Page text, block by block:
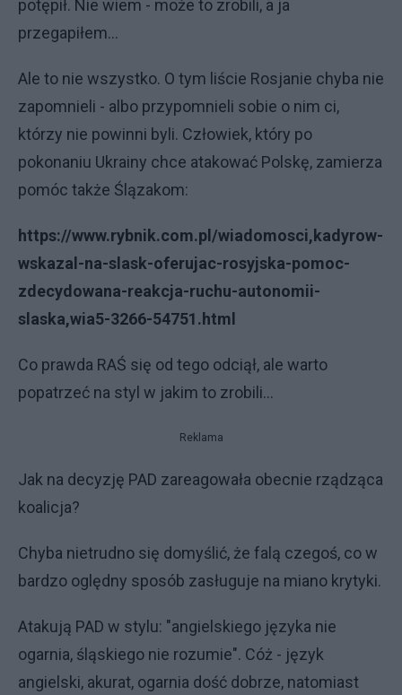
potępił. Nie wiem - może to zrobili, a ja
przegapiłem...
Ale to nie wszystko. O tym liście Rosjanie chyba nie
zapomnieli - albo przypomnieli sobie o nim ci,
którzy nie powinni byli. Człowiek, który po
pokonaniu Ukrainy chce atakować Polskę, zamierza
pomóc także Ślązakom:
https://www.rybnik.com.pl/wiadomosci,kadyrow-
wskazal-na-slask-oferujac-rosyjska-pomoc-
zdecydowana-reakcja-ruchu-autonomii-
slaska,wia5-3266-54751.html
Co prawda RAŚ się od tego odciął, ale warto
popatrzeć na styl w jakim to zrobili...
Reklama
Jak na decyzję PAD zareagowała obecnie rządząca
koalicja?
Chyba nietrudno się domyślić, że falą czegoś, co w
bardzo oględny sposób zasługuje na miano krytyki.
Atakują PAD w stylu: "angielskiego języka nie
ogarnia, śląskiego nie rozumie". Cóż - język
angielski, akurat, ogarnia dość dobrze, natomiast